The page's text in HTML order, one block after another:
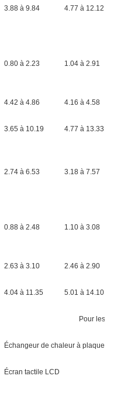
3.88 à 9.84 4.77 à 12.12
0.80 à 2.23 1.04 à 2.91
4.42 à 4.86 4.16 à 4.58
3.65 à 10.19 4.77 à 13.33
2.74 à 6.53 3.18 à 7.57
0.88 à 2.48 1.10 à 3.08
2.63 à 3.10 2.46 à 2.90
4.04 à 11.35 5.01 à 14.10
Pour les
Échangeur de chaleur à plaques
Écran tactile LCD